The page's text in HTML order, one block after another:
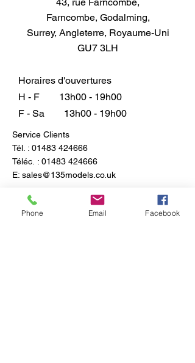
de porte.
La conception originale du
Leyland National a été mise à
jour au début des années 1980,
II.
Les premiers véhicules de
le toit qui a rapidement été
remplacé par une version plus
compacte.
Farncombe, Godalming,
Surrey, Angleterre, Royaume-Uni
GU7 3LH
Horaires d'ouvertures
H - F
13h00 - 19h00
F - Sa
13h00 - 19h00
Service Clients
Tél. : 01483 424666
Téléc. : 01483 424666
E: sales@135models.co.uk
FAQ
Expédition & retours
Phone Email Facebook